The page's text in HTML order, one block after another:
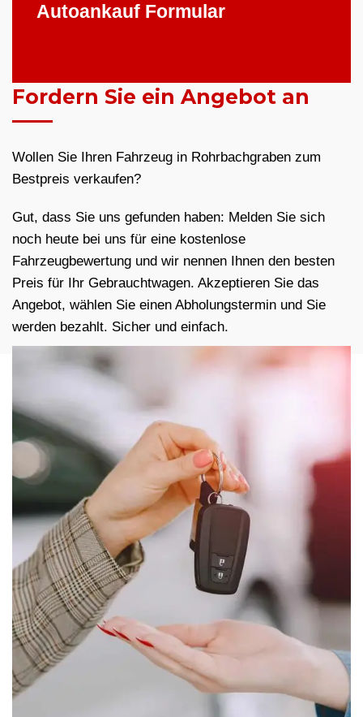
Autoankauf Formular
Fordern Sie ein Angebot an
Wollen Sie Ihren Fahrzeug in Rohrbachgraben zum
Bestpreis verkaufen?
Gut, dass Sie uns gefunden haben: Melden Sie sich
noch heute bei uns für eine kostenlose
Fahrzeugbewertung und wir nennen Ihnen den besten
Preis für Ihr Gebrauchtwagen. Akzeptieren Sie das
Angebot, wählen Sie einen Abholungstermin und Sie
werden bezahlt. Sicher und einfach.